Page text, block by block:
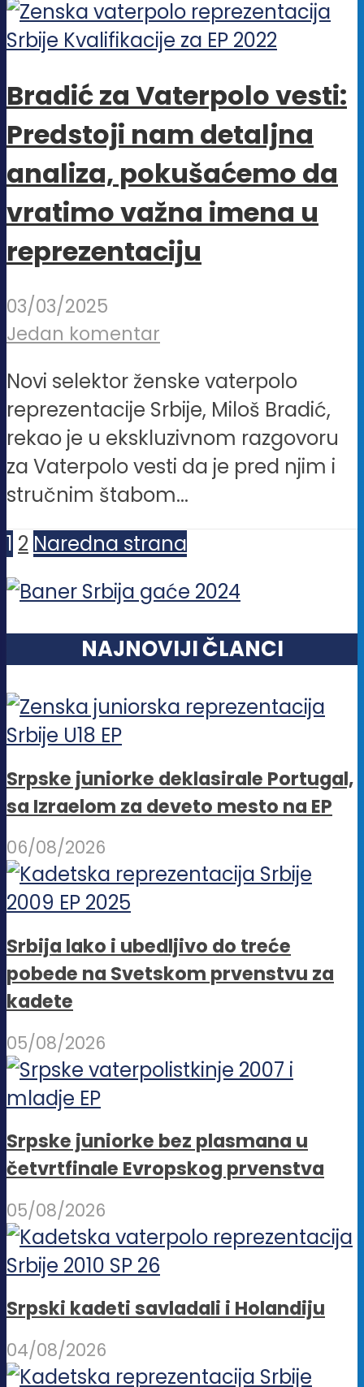
Bradić za Vaterpolo vesti:
Predstoji nam detaljna
analiza, pokušaćemo da
vratimo važna imena u
reprezentaciju
03/03/2025
Jedan komentar
Novi selektor ženske vaterpolo
reprezentacije Srbije, Miloš Bradić,
rekao je u ekskluzivnom razgovoru
za Vaterpolo vesti da je pred njim i
stručnim štabom...
1 2 Naredna strana
NAJNOVIJI ČLANCI
Srpske juniorke deklasirale Portugal,
sa Izraelom za deveto mesto na EP
06/08/2026
Srbija lako i ubedljivo do treće
pobede na Svetskom prvenstvu za
kadete
05/08/2026
Srpske juniorke bez plasmana u
četvrtfinale Evropskog prvenstva
05/08/2026
Srpski kadeti savladali i Holandiju
04/08/2026